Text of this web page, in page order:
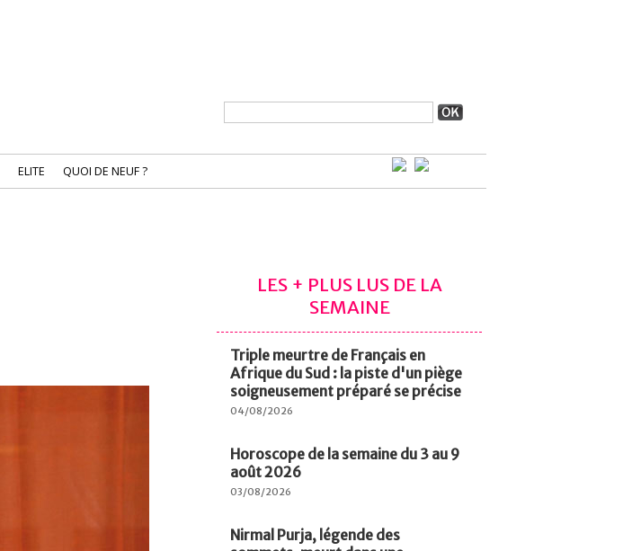
ELITE QUOI DE NEUF ?
LES + PLUS LUS DE LA
SEMAINE
Triple meurtre de Français en
Afrique du Sud : la piste d'un piège
soigneusement préparé se précise
04/08/2026
Horoscope de la semaine du 3 au 9
août 2026
03/08/2026
Nirmal Purja, légende des